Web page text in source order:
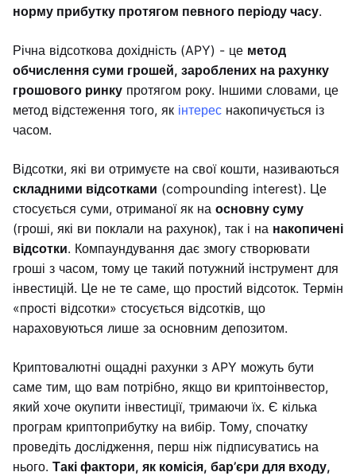
норму прибутку протягом певного періоду часу.
Річна відсоткова дохідність (APY) - це метод
обчислення суми грошей, зароблених на рахунку
грошового ринку протягом року. Іншими словами, це
метод відстеження того, як інтерес накопичується із
часом.
Відсотки, які ви отримуєте на свої кошти, називаються
складними відсотками (compounding interest). Це
стосується суми, отриманої як на основну суму
(гроші, які ви поклали на рахунок), так і на накопичені
відсотки. Компаундування дає змогу створювати
гроші з часом, тому це такий потужний інструмент для
інвестицій. Це не те саме, що простий відсоток. Термін
«прості відсотки» стосується відсотків, що
нараховуються лише за основним депозитом.
Криптовалютні ощадні рахунки з APY можуть бути
саме тим, що вам потрібно, якщо ви криптоінвестор,
який хоче окупити інвестиції, тримаючи їх. Є кілька
програм криптоприбутку на вибір. Тому, спочатку
проведіть дослідження, перш ніж підписуватись на
нього. Такі фактори, як комісія, бар’єри для входу,